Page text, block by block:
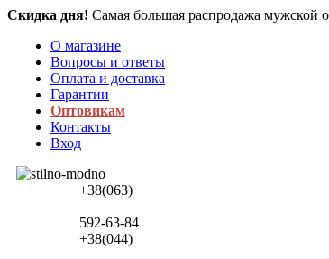
Скидка дня! Самая большая распродажа мужской
О магазине
Вопросы и ответы
Оплата и доставка
Гарантии
Оптовикам
Контакты
Вход
+38(063)
592-63-84
+38(044)